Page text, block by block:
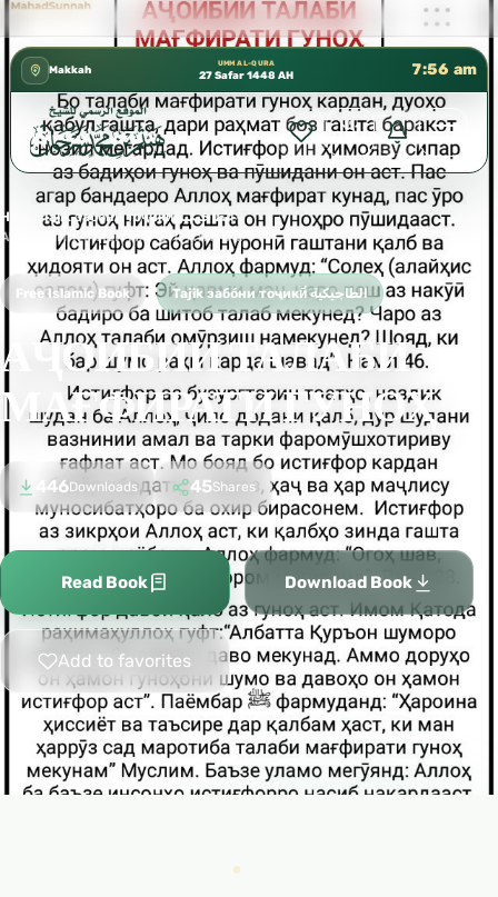
Makkah
UMM AL-QURA
27 Safar 1448 AH 7:56 am
Home Tajik забо́ни тоҷикӣ́ الطاجيكية›
АҶОИБИИ ТАЛАБИ МАҒФИРАТИ ГУНОҲ
Free Islamic Book Tajik забо́ни тоҷикӣ́ الطاجيكية
АҶОИБИИ ТАЛАБИ
МАҒФИРАТИ ГУНОҲ
446Downloads 45Shares
Read Book Download Book
Add to favorites